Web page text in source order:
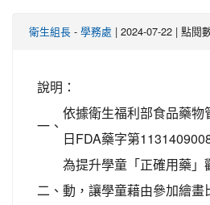
衛生組長 - 學務處 | 2024-07-22 | 點閱
說明：
一、
依據衛生福利部食品藥
日FDA藥字第
二、
為提升學童「正確用藥
動，讓學童藉由參加繪畫